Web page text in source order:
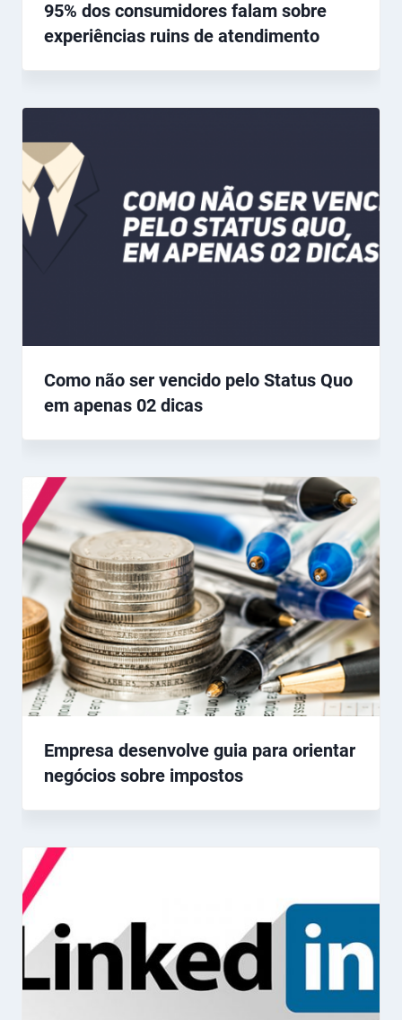
95% dos consumidores falam sobre
experiências ruins de atendimento
Como não ser vencido pelo Status Quo
em apenas 02 dicas
Empresa desenvolve guia para orientar
negócios sobre impostos